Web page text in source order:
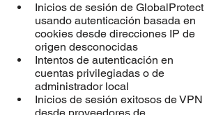
Inicios de sesión de GlobalProtect
usando autenticación basada en
cookies desde direcciones IP de
origen desconocidas
Intentos de autenticación en
cuentas privilegiadas o de
administrador local
Inicios de sesión exitosos de VPN